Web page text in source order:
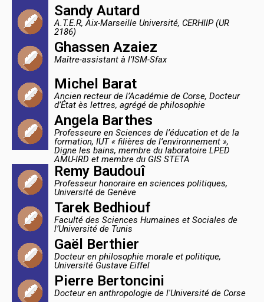
Sandy Autard
A.T.E.R, Aix-Marseille Université, CERHIIP (UR
2186)
Ghassen Azaiez
Maître-assistant à l’ISM-Sfax
Michel Barat
Ancien recteur de l’Académie de Corse, Docteur
d’État ès lettres, agrégé de philosophie
Angela Barthes
Professeure en Sciences de l’éducation et de la
formation, IUT « filières de l’environnement »,
Digne les bains, membre du laboratoire LPED
AMU-IRD et membre du GIS STETA
Remy Baudouî
Professeur honoraire en sciences politiques,
Université de Genève
Tarek Bedhiouf
Faculté des Sciences Humaines et Sociales de
l’Université de Tunis
Gaël Berthier
Docteur en philosophie morale et politique,
Université Gustave Eiffel
Pierre Bertoncini
Docteur en anthropologie de l'Université de Corse